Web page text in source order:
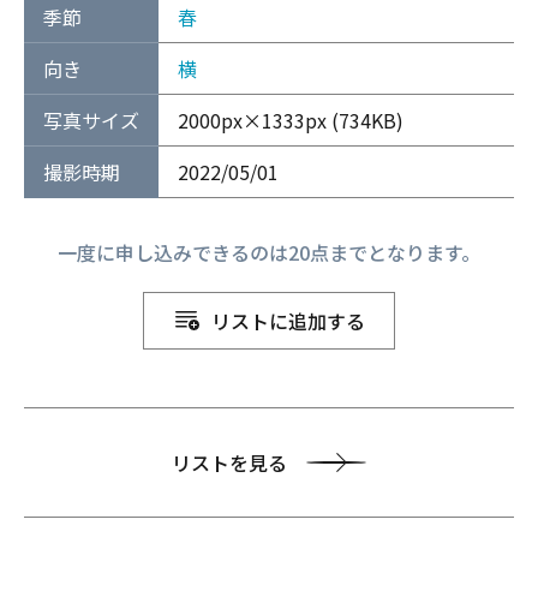
季節
春
向き
横
写真サイズ
2000px×1333px (734KB)
撮影時期
2022/05/01
一度に申し込みできるのは20点までとなります。
リストに追加する
リストを見る